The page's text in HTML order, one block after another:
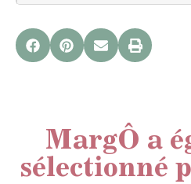
MargÔ a
sélectionné